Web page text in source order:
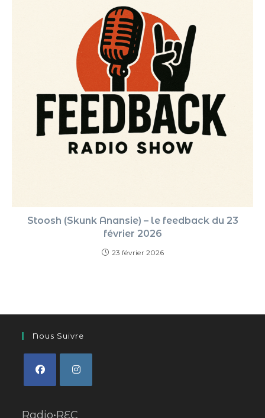
Stoosh (Skunk Anansie) – le feedback du 23
février 2026
23 février 2026
Nous Suivre
Radio•REC